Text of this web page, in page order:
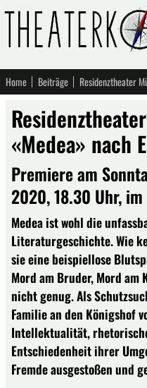
Home Beiträge
«Medea» nach
Premiere am
2020, 18.30 Uhr,
Medea ist wohl die
Literaturgeschichte. Wie
sie eine beispiellose
Mord am Bruder, Mord
nicht genug. Als
Familie an den Königshof
Intellektualität,
Entschiedenheit ihrer
Fremde ausgestoßen und